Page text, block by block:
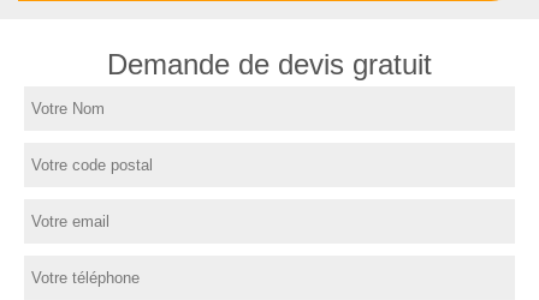
Demande de devis gratuit